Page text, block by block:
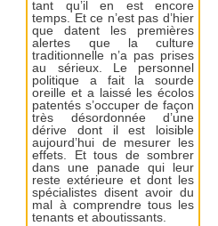
tant qu’il en est encore
temps. Et ce n’est pas d’hier
que datent les premières
alertes que la culture
traditionnelle n’a pas prises
au sérieux. Le personnel
politique a fait la sourde
oreille et a laissé les écolos
patentés s’occuper de façon
très désordonnée d’une
dérive dont il est loisible
aujourd’hui de mesurer les
effets. Et tous de sombrer
dans une panade qui leur
reste extérieure et dont les
spécialistes disent avoir du
mal à comprendre tous les
tenants et aboutissants.